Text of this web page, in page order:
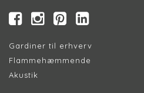
Gardiner til erhverv
Flammehæmmende
Akustik